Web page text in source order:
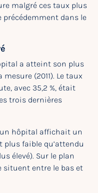
malgré ces taux plus
précédemment dans le
a atteint son plus
(2011). Le taux
avec 35,2 %, était
trois dernières
hôpital affichait un
faible qu’attendu
élevé). Sur le plan
situent entre le bas et